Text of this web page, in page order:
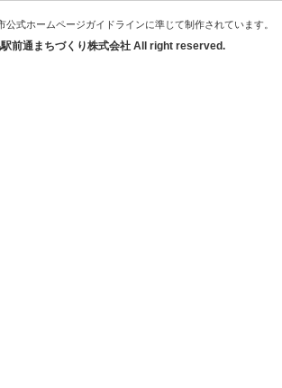
公式ホームページガイドラインに準じて制作されています。
前通まちづくり株式会社 All right reserved.